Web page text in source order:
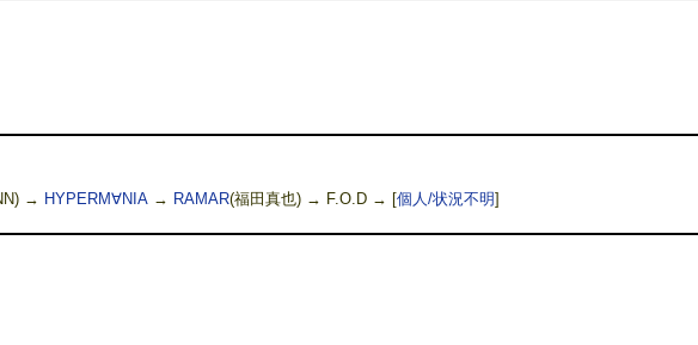
→ HYPERM∀NIA→ RAMAR(福田真也) → F.O.D → [個人/状況不明]